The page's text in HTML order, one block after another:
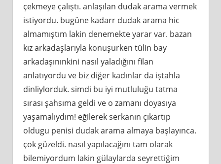
çekmeye çalıştı. anlaşılan dudak arama vermek
istiyordu. bugüne kadarr dudak arama hic
almamıştım lakin denemekte yarar var. bazan
kız arkadaşlarıyla konuşurken tülin bay
arkadaşınınkini nasıl yaladığını filan
anlatıyordu ve biz diğer kadınlar da iştahla
dinliylorduk. simdi bu iyi mutluluğu tatma
sırası şahsıma geldi ve o zamanı doyasıya
yaşamalıydım! eğilerek serkanın çıkartıp
oldugu penisi dudak arama almaya başlayınca.
çok güzeldi. nasıl yapılacağını tam olarak
bilemiyordum lakin gülaylarda seyrettiğim